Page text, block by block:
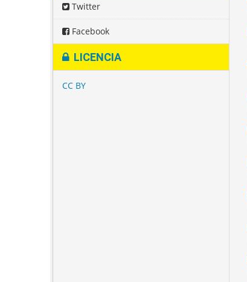
Twitter
Facebook
LICENCIA
CC BY